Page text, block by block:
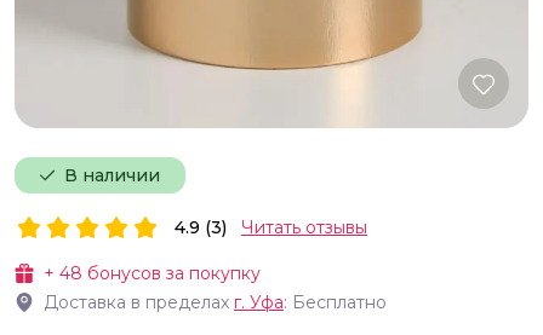
В наличии
+ 48 бонусов за покупку
Доставка в пределах г. Уфа: Бесплатно
4.9 (3) Читать отзывы